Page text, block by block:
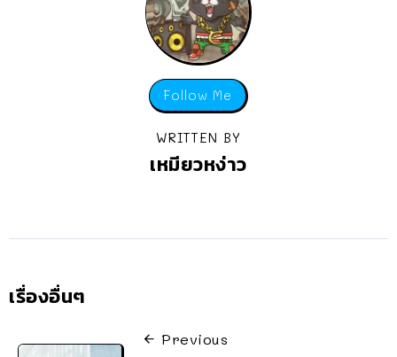
Follow Me
WRITTEN BY
เหมียวหง่าว
เรื่องอื่นๆ
Previous